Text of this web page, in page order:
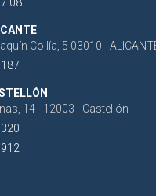
Collía, 5 03010 -
14 - 12003 - Castellón